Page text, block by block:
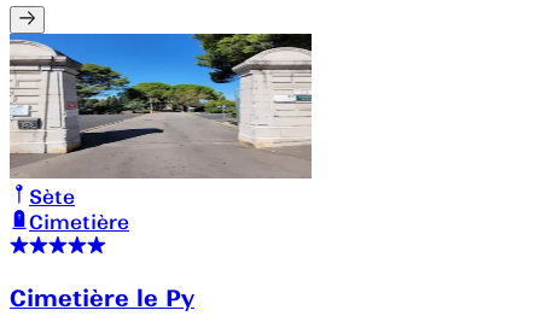
Sète
Cimetière
Cimetière le Py